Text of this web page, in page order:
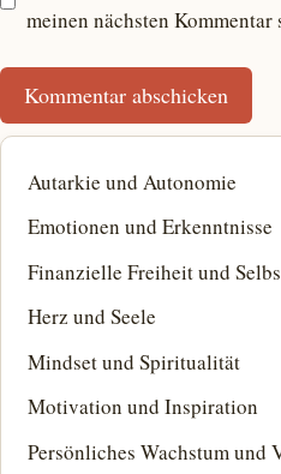
meinen nächsten Kommentar
Autarkie und Autonomie
Emotionen und Erkenntnisse
Finanzielle Freiheit und
Herz und Seele
Mindset und Spiritualität
Motivation und Inspiration
Persönliches Wachstum und